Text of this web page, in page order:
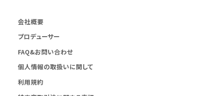
会社概要
プロデューサー
FAQ&お問い合わせ
個人情報の取扱いに関して
利用規約